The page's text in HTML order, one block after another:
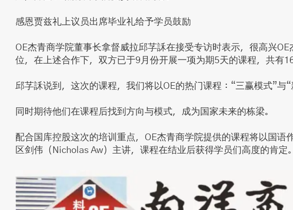
感恩贾兹礼上议员出席毕业礼给予学员鼓励
OE杰青商学院董事长拿督威拉邱芓訸在接受专访时表示，很高兴
位，在上述合作下，双方已于9月份开展一项为期5天的课程，共有
邱芓訸说到，这次的课程，我们将以OE的热门课程：“三赢模式”与“
同时期待他们在课程后找到方向与模式，成为国家未来的栋梁。
配合国库控股这次的培训重点，OE杰青商学院提供的课程将以国语
区剑伟（Nicholas Aw）主讲，课程在结业后获得学员们高度的肯定。